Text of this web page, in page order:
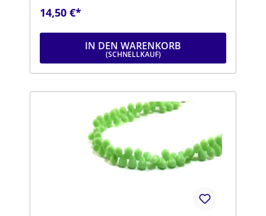
14,50 €*
IN DEN WARENKORB